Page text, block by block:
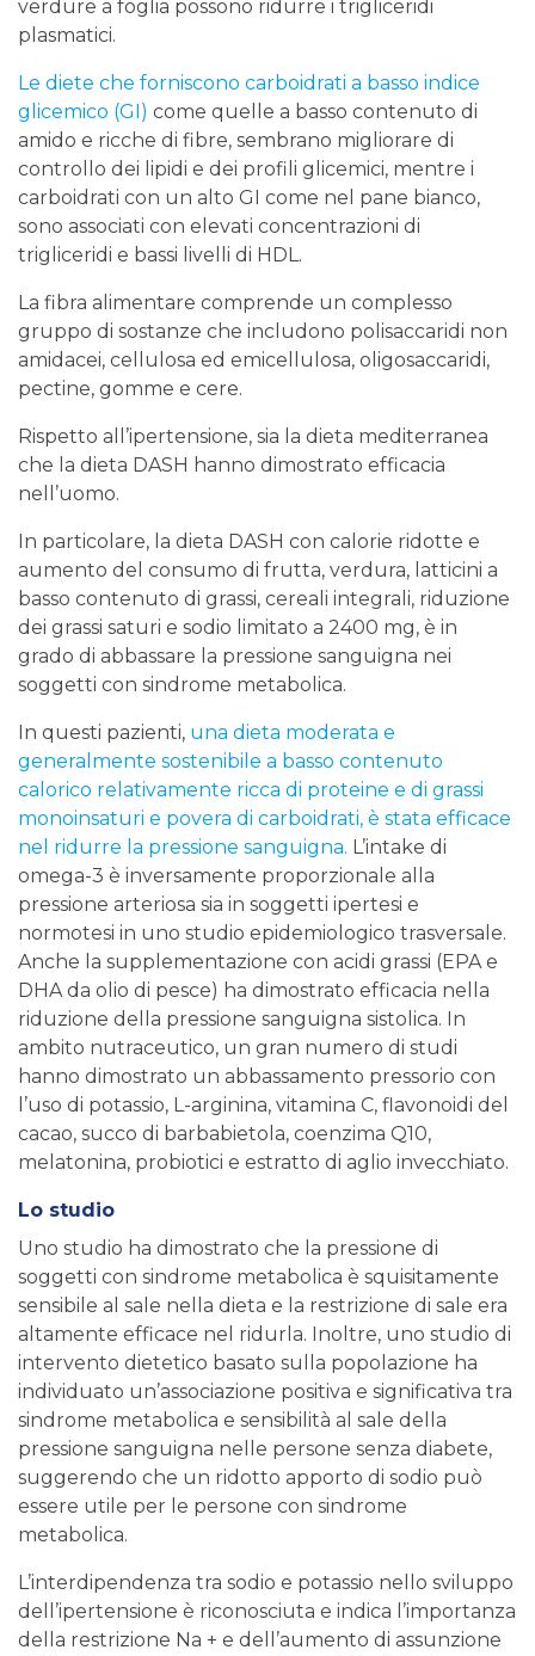
verdure a foglia possono ridurre i trigliceridi
plasmatici.
Le diete che forniscono carboidrati a basso indice
glicemico (GI) come quelle a basso contenuto di
amido e ricche di fibre, sembrano migliorare di
controllo dei lipidi e dei profili glicemici, mentre i
carboidrati con un alto GI come nel pane bianco,
sono associati con elevati concentrazioni di
trigliceridi e bassi livelli di HDL.
La fibra alimentare comprende un complesso
gruppo di sostanze che includono polisaccaridi non
amidacei, cellulosa ed emicellulosa, oligosaccaridi,
pectine, gomme e cere.
Rispetto all’ipertensione, sia la dieta mediterranea
che la dieta DASH hanno dimostrato efficacia
nell’uomo.
In particolare, la dieta DASH con calorie ridotte e
aumento del consumo di frutta, verdura, latticini a
basso contenuto di grassi, cereali integrali, riduzione
dei grassi saturi e sodio limitato a 2400 mg, è in
grado di abbassare la pressione sanguigna nei
soggetti con sindrome metabolica.
In questi pazienti, una dieta moderata e
generalmente sostenibile a basso contenuto
calorico relativamente ricca di proteine ​​e di grassi
monoinsaturi e povera di carboidrati, è stata efficace
nel ridurre la pressione sanguigna. L’intake di
omega-3 è inversamente proporzionale alla
pressione arteriosa sia in soggetti ipertesi e
normotesi in uno studio epidemiologico trasversale.
Anche la supplementazione con acidi grassi (EPA e
DHA da olio di pesce) ha dimostrato efficacia nella
riduzione della pressione sanguigna sistolica. In
ambito nutraceutico, un gran numero di studi
hanno dimostrato un abbassamento pressorio con
l’uso di potassio, L-arginina, vitamina C, flavonoidi del
cacao, succo di barbabietola, coenzima Q10,
melatonina, probiotici e estratto di aglio invecchiato.
Lo studio
Uno studio ha dimostrato che la pressione di
soggetti con sindrome metabolica è squisitamente
sensibile al sale nella dieta e la restrizione di sale era
altamente efficace nel ridurla. Inoltre, uno studio di
intervento dietetico basato sulla popolazione ha
individuato un’associazione positiva e significativa tra
sindrome metabolica e sensibilità al sale della
pressione sanguigna nelle persone senza diabete,
suggerendo che un ridotto apporto di sodio può
essere utile per le persone con sindrome
metabolica.
L’interdipendenza tra sodio e potassio nello sviluppo
dell’ipertensione è riconosciuta e indica l’importanza
della restrizione Na + e dell’aumento di assunzione